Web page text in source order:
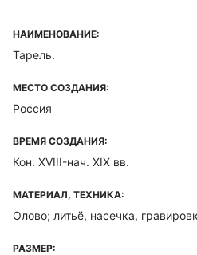
НАИМЕНОВАНИЕ:
Тарель.
МЕСТО СОЗДАНИЯ:
Россия
ВРЕМЯ СОЗДАНИЯ:
Кон. XVIII-нач. XIX вв.
МАТЕРИАЛ, ТЕХНИКА:
Олово; литьё, насечка,
РАЗМЕР: